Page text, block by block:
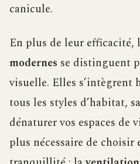
canicule.
En plus de leur efficacité,
modernes se distinguent
visuelle. Elles s’intègrent
tous les styles d’habitat,
dénaturer vos espaces de
plus nécessaire de